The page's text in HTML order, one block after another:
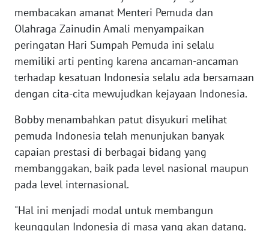
membacakan amanat Menteri Pemuda dan
Olahraga Zainudin Amali menyampaikan
peringatan Hari Sumpah Pemuda ini selalu
memiliki arti penting karena ancaman-ancaman
terhadap kesatuan Indonesia selalu ada bersamaan
dengan cita-cita mewujudkan kejayaan Indonesia.
Bobby menambahkan patut disyukuri melihat
pemuda Indonesia telah menunjukan banyak
capaian prestasi di berbagai bidang yang
membanggakan, baik pada level nasional maupun
pada level internasional.
"Hal ini menjadi modal untuk membangun
keunggulan Indonesia di masa yang akan datang.
SULTRA
WN
SULTENG
SULBAR
WN
BABEL